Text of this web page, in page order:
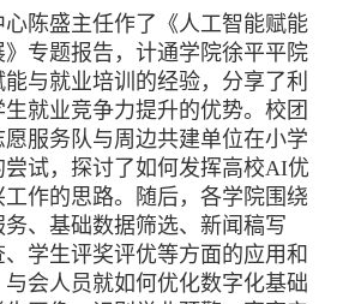
陈盛主任作了《人工智能赋能
专题报告，计通学院徐平平院
与就业培训的经验，分享了利
就业竞争力提升的优势。校团
服务队与周边共建单位在小学
试，探讨了如何发挥高校AI优
作的思路。随后，各学院围绕
、基础数据筛选、新闻稿写
学生评奖评优等方面的应用和
会人员就如何优化数字化基础